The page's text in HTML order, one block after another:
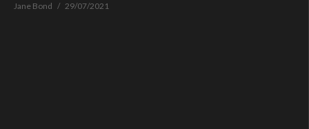
Jane Bond 29/07/2021